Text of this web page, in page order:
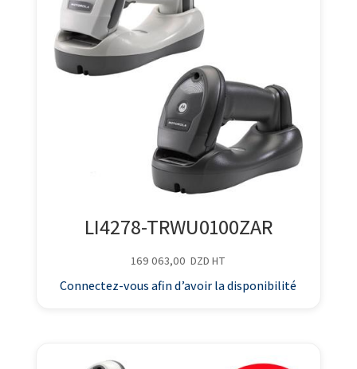
LI4278-TRWU0100ZAR
169 063,00 DZD HT
Connectez-vous afin d’avoir la disponibilité